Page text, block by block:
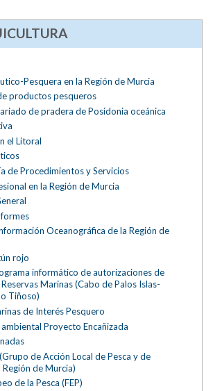
Pesquera en la Región de Murcia
productos pesqueros
de pradera de Posidonia oceánica
el Litoral
de Procedimientos y Servicios
en la Región de Murcia
Oceanográfica de la Región de
rojo
informático de autorizaciones de
Marinas (Cabo de Palos Islas-
Tiñoso)
de Interés Pesquero
Proyecto Encañizada
de Acción Local de Pesca y de
de Murcia)
de la Pesca (FEP)